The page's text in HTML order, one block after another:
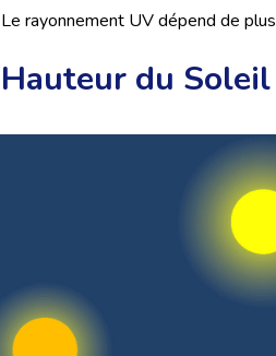
Le rayonnement UV dépend de
Hauteur du Soleil